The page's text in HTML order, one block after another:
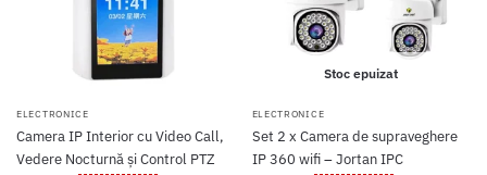
ELECTRONICE
Camera IP Interior cu Video Call,
Vedere Nocturnă și Control PTZ
Stoc epuizat
ELECTRONICE
Set 2 x Camera de supraveghere
IP 360 wifi – Jortan IPC